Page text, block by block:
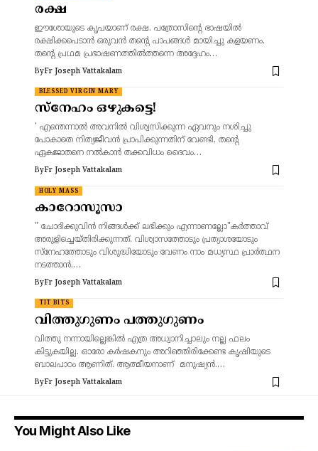
രക്ഷ
ഈശോയുടെ കൃപയാണ് രക്ഷ. പത്രോസിന്റെ ഭാഷയിൽ
രക്ഷിക്കപെടാൻ ഒരുവൻ തന്റെ പാപങ്ങൾ മായിച്ചു കളയണം.
തന്റെ പ്രഥമ പ്രഭാഷണത്തിൽത്തന്നെ അദ്ദേഹം…
ByFr Joseph Vattakalam
BLESSED VIRGIN MARY
സ്നേഹം ഒഴുകട്ടെ!
' എന്തെന്നാൽ അവനിൽ വിശ്വസിക്കുന്ന ഏവനും നശിച്ചു
പോകാതെ നിത്യജീവൻ പ്രാപിക്കുന്നതിന് വേണ്ടി, തന്റെ
ഏകജാതനെ നൽകാൻ തക്കവിധം ദൈവം…
ByFr Joseph Vattakalam
HOLY MASS
കാറോസൂസാ
" ചോദിക്കുവിൻ നിങ്ങൾക്ക് ലഭിക്കും എന്നാണല്ലോ"കർത്താവ്
അരുളിച്ചെയ്തിരിക്കുന്നത്. വിശ്വാസത്തോടും പ്രത്യാശയോടും
സ്നേഹത്തോടും വിശുദ്ധിയോടും വേണം നാം മധ്യസ്ഥ പ്രാർത്ഥന
നടത്താൻ.…
ByFr Joseph Vattakalam
TIT BITS
വിത്തുഗുണം പത്തുഗുണം
വിത്തു നന്നായില്ലെങ്കിൽ എത്ര അധ്വാനിച്ചാലും നല്ല ഫലം
കിട്ടുകയില്ല. ഓരോ കർഷകനും അറിഞ്ഞിരിക്കേണ്ട കൃഷിയുടെ
ബാലപാഠം ആണിത്. ആത്മീയനാണ് മനുഷ്യൻ.…
ByFr Joseph Vattakalam
You Might Also Like